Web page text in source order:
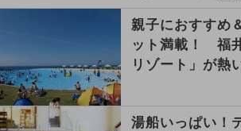
親子におすすめ
ット満載！ 福
リゾート」が熱
湯船いっぱい！